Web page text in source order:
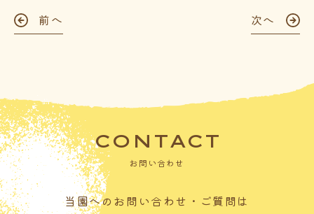
前へ 次へ
CONTACT
お問い合わせ
当園へのお問い合わせ・ご質問は